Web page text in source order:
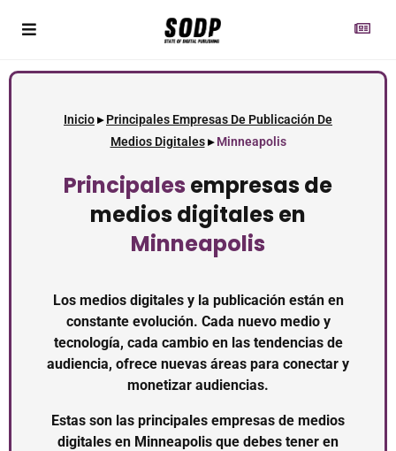
Inicio▸Principales Empresas De Publicación De
Medios Digitales▸Minneapolis
Principales empresas de
medios digitales en
Minneapolis
Los medios digitales y la publicación están en
constante evolución. Cada nuevo medio y
tecnología, cada cambio en las tendencias de
audiencia, ofrece nuevas áreas para conectar y
monetizar audiencias.
Estas son las principales empresas de medios
digitales en Minneapolis que debes tener en